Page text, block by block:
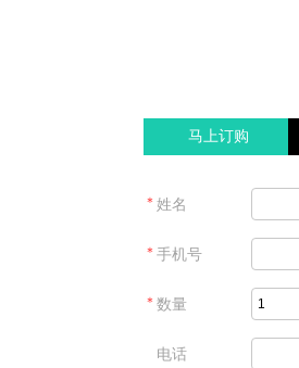
马上订购
＊ 姓名
＊ 手机号
＊ 数量
电话